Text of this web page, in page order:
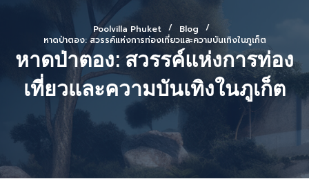
Poolvilla Phuket
Blog
หาดป่าตอง: สวรรค์แห่งการท่องเที่ยวและความบันเทิงในภูเก็ต
หาดป่าตอง: สวรรค์แห่งการท่อง
เที่ยวและความบันเทิงในภูเก็ต